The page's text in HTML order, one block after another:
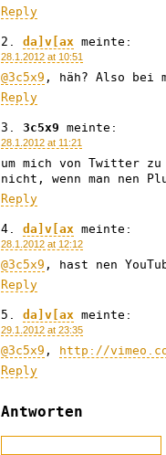
Reply
da]v[ax meinte:
28.1.2012 at 10:51
@3c5x9 , häh? Also bei
Reply
3c5x9 meinte:
28.1.2012 at 11:21
um mich von Twitter
nicht, wenn man nen
Reply
da]v[ax meinte:
28.1.2012 at 12:12
@3c5x9 , hast nen
Reply
da]v[ax meinte:
29.1.2012 at 23:35
@3c5x9 , http://
Reply
Antworten